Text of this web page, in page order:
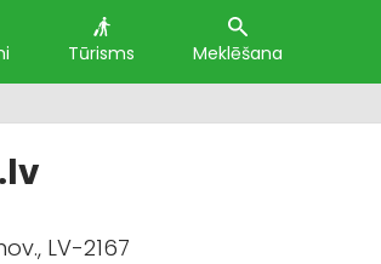
Tūrisms Meklēšana
LV-2167